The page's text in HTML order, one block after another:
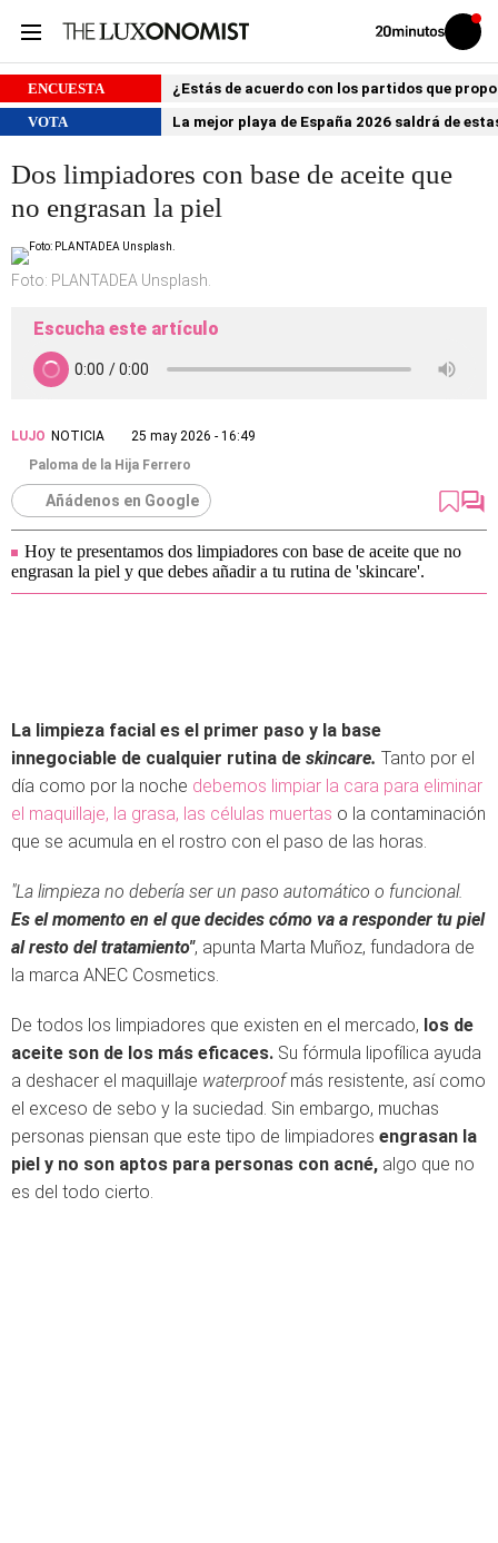
Volver
Iniciar
sesión
ENCUESTA
¿Estás de acuerdo con los partidos que
VOTA
La mejor playa de España 2026 saldrá de
Dos limpiadores con base de aceite que
no engrasan la piel
Foto: PLANTADEA Unsplash.
Escucha este artículo
LUJO NOTICIA
25 may 2026 - 16:49
Paloma de la Hija Ferrero
Añádenos en Google
Hoy te presentamos dos limpiadores con base de aceite que no
engrasan la piel y que debes añadir a tu rutina de 'skincare'.
La limpieza facial es el primer paso y la base
innegociable de cualquier rutina de skincare. Tanto por el
día como por la noche debemos limpiar la cara para eliminar
el maquillaje, la grasa, las células muertas o la contaminación
que se acumula en el rostro con el paso de las horas.
"La limpieza no debería ser un paso automático o funcional.
Es el momento en el que decides cómo va a responder tu piel
al resto del tratamiento", apunta Marta Muñoz, fundadora de
la marca ANEC Cosmetics.
De todos los limpiadores que existen en el mercado, los de
aceite son de los más eficaces. Su fórmula lipofílica ayuda
a deshacer el maquillaje waterproofmás resistente, así como
el exceso de sebo y la suciedad. Sin embargo, muchas
personas piensan que este tipo de limpiadores engrasan la
piel y no son aptos para personas con acné, algo que no
es del todo cierto.